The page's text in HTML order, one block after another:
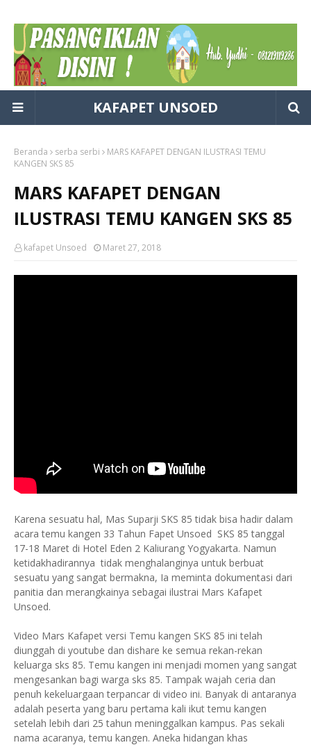
KAFAPET UNSOED
Beranda serba serbi
MARS KAFAPET DENGAN ILUSTRASI TEMU
KANGEN SKS 85
MARS KAFAPET DENGAN
ILUSTRASI TEMU KANGEN SKS 85
kafapet Unsoed Maret 27, 2018
Karena sesuatu hal, Mas Suparji SKS 85 tidak bisa hadir dalam
acara temu kangen 33 Tahun Fapet Unsoed SKS 85 tanggal
17-18 Maret di Hotel Eden 2 Kaliurang Yogyakarta. Namun
ketidakhadirannya tidak menghalanginya untuk berbuat
sesuatu yang sangat bermakna, Ia meminta dokumentasi dari
panitia dan merangkainya sebagai ilustrai Mars Kafapet
Unsoed.
Video Mars Kafapet versi Temu kangen SKS 85 ini telah
diunggah di youtube dan dishare ke semua rekan-rekan
keluarga sks 85. Temu kangen ini menjadi momen yang sangat
mengesankan bagi warga sks 85. Tampak wajah ceria dan
penuh kekeluargaan terpancar di video ini. Banyak di antaranya
adalah peserta yang baru pertama kali ikut temu kangen
setelah lebih dari 25 tahun meninggalkan kampus. Pas sekali
nama acaranya, temu kangen. Aneka hidangan khas